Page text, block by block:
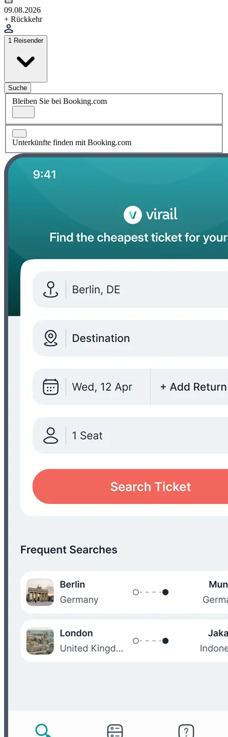
09.08.2026
+ Rückkehr
1 Reisender
Suche
Bleiben Sie bei Booking.com
Unterkünfte finden mit Booking.com